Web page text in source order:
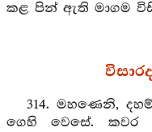
කළ පින් ඇති මාගම
314. මහණෙනි,
ගෙහි වෙසේ. කවර